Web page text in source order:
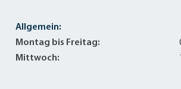
Allgemein:
Montag bis Freitag:
Mittwoch: